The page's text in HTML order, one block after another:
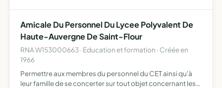
Amicale Du Personnel Du Lycee Polyvalent De
Haute-Auvergne De Saint-Flour
RNA W153000663 · Education et formation · Créée en
1966
Permettre aux membres du personnel du CET ainsi qu'à
leur famille de se concerter sur tout objet concernant les